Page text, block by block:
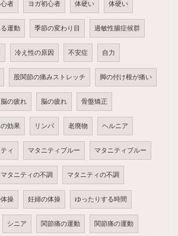
者 ヨガ初心者 体硬い 体硬い
運動 季節の変わり目 過敏性腸症候群
冷え性の原因 不安症 自力
股関節の痛みストレッチ 脚の付け根が痛い
脳の疲れ 脳の疲れ 骨盤矯正
効果 リンパ 老廃物 ヘルニア
ィ マタニティブルー マタニティブルー
マタニティの不調 マタニティの不調
操 妊婦の体操 ゆったりする時間
シニア 関節痛の運動 関節痛の運動